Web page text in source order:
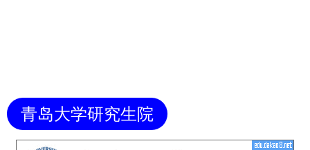
青岛大学研究生院